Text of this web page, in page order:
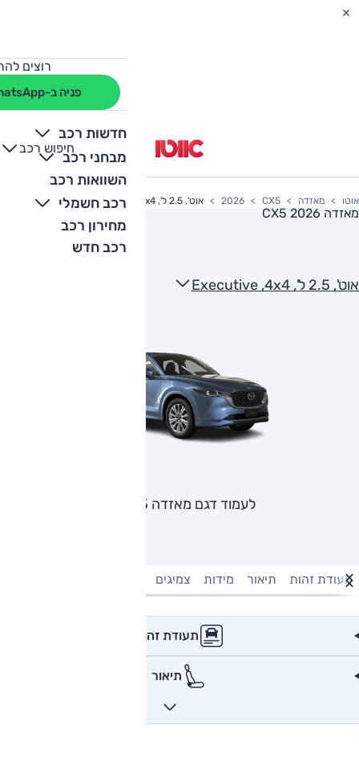
רוצים
פניה ב-WhatsApp
חדשות רכב
מבחני רכב
השוואות רכב
רכב חשמלי
מחירון רכב
רכב חדש
חיפוש רכב
+
-
אוטו מאזדה CX5
2026 אוט', 2.5 ל', Executive ,4x4
מאזדה CX5 2026
אוט', 2.5 ל', Executive ,4x4
לעמוד דגם מאזדה CX5
תעודת זהות תיאור מידות צמיגים
תעודת זהות
תיאור